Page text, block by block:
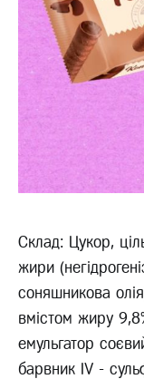
Склад: Цукор,
жири
соняшникова
вмістом жиру
емульгатор
барвник IV -